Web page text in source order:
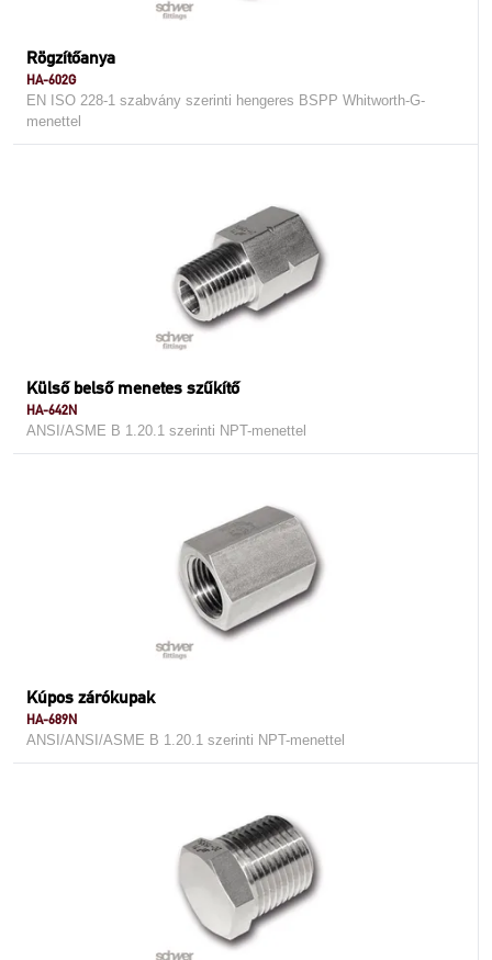
Rögzítőanya
HA-602G
EN ISO 228-1 szabvány szerinti hengeres BSPP Whitworth-G-
menettel
Külső belső menetes szűkítő
HA-642N
ANSI/ASME B 1.20.1 szerinti NPT-menettel
Kúpos zárókupak
HA-689N
ANSI/ANSI/ASME B 1.20.1 szerinti NPT-menettel